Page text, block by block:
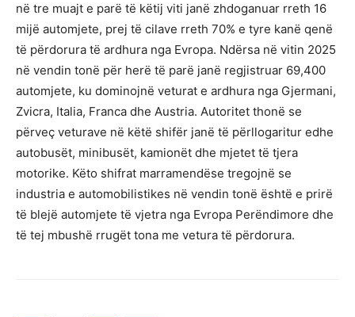
në tre muajt e parë të këtij viti janë zhdoganuar rreth 16
mijë automjete, prej të cilave rreth 70% e tyre kanë qenë
të përdorura të ardhura nga Evropa. Ndërsa në vitin 2025
në vendin tonë për herë të parë janë regjistruar 69,400
automjete, ku dominojnë veturat e ardhura nga Gjermani,
Zvicra, Italia, Franca dhe Austria. Autoritet thonë se
përveç veturave në këtë shifër janë të përllogaritur edhe
autobusët, minibusët, kamionët dhe mjetet të tjera
motorike. Këto shifrat marramendëse tregojnë se
industria e automobilistikes në vendin tonë është e prirë
të blejë automjete të vjetra nga Evropa Perëndimore dhe
të tej mbushë rrugët tona me vetura të përdorura.